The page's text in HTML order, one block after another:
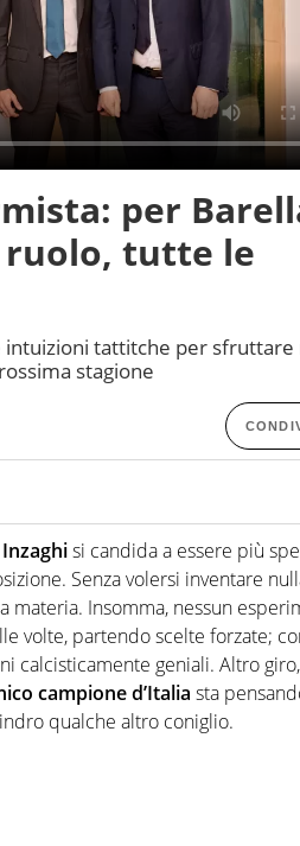
per
tutte le
tattitche per sfruttare
stagione
ama agganciare e far domande a
addetti ai lavori e li scova prima di
Inzaghisi candida a essere più
Senza volersi inventare
Insomma, nessun
volte, partendo scelte forzate;
calcisticamente geniali. Altro
campione d’Italia sta
qualche altro coniglio.